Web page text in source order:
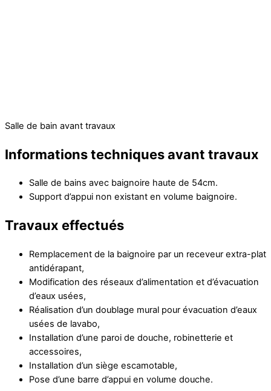
Salle de bain avant travaux
Informations techniques avant travaux
Salle de bains avec baignoire haute de 54cm.
Support d’appui non existant en volume baignoire.
Travaux effectués
Remplacement de la baignoire par un receveur extra-plat
antidérapant,
Modification des réseaux d’alimentation et d’évacuation
d’eaux usées,
Réalisation d’un doublage mural pour évacuation d’eaux
usées de lavabo,
Installation d’une paroi de douche, robinetterie et
accessoires,
Installation d’un siège escamotable,
Pose d’une barre d’appui en volume douche.